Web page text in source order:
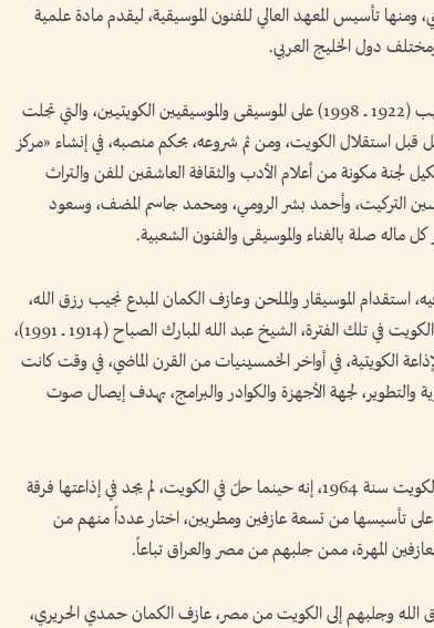
ومنها تأسيس المعهد العالي للفنون الموسيقية، ليقدم مادة علمية
دول الخليج العربي.
ومنها أيضاً أفضال المرحوم حمد عيسى الرجيب (1922 ــ 1998) على الموسيقى والموسيقيين الكويتيين، والتي تجلت
قبل استقلال الكويت، ومن ثم شروعه، بحكم منصبه، في إنشاء «مركز
الشعبية» في عام 1956، وتم تشكيل لجنة مكونة من أعلام الأدب والثقافة العاشقين للفن والتراث
التركيت، وأحمد بشر الرومي، ومحمد جاسم المضف، وسعود
ماله صلة بالغناء والموسيقى والفنون الشعبية.
الموسيقار والملحن وعازف الكمان المبدع نجيب رزق الله،
الذي وقع عليه الاختيار من قبل نائب حاكم الكويت في تلك الفترة، الشيخ عبد الله المبارك الصباح (1914 ــ 1991)،
الكويتية، في أواخر الخمسينيات من القرن الماضي، في وقت كانت
والتطوير، لجهة الأجهزة والكوادر والبرامج، بهدف إيصال صوت
يقول رزق الله في حوار مسجل مع تلفزيون الكويت سنة 1964، إنه حينما حلّ في الكويت، لم يجد في إذاعتها فرقة
على تأسيسها من تسعة عازفين ومطربين، اختار عدداً منهم من
المهرة، ممن جلبهم من مصر والعراق تباعاً.
الله وجلبهم إلى الكويت من مصر، عازف الكمان حمدي الحريري،